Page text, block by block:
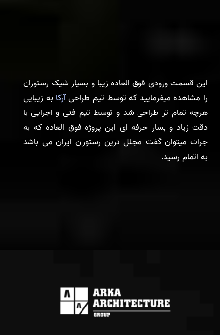
این قسمت ورودی فوق العاده زیبا و بسیار شیک رستوران
را مشاهده میفرمایید که توسط تیم طراحیآرکا به زیبایی
هرچه تمام تر طراحی شد و توسط تیم فنی و اجرایی با
دقت زیاد و بسار حرفه ای این پروژه فوق العاده که به
جرات میتوان گفت مجلل ترین رستوران ایران می باشد
به اتمام رسید.